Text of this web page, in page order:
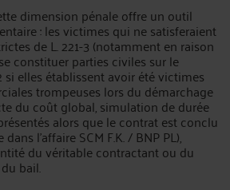
dimension pénale offre un outil
: les victimes qui ne satisferaient
de L. 221-3 (notamment en raison
constituer parties civiles sur le
si elles établissent avoir été victimes
trompeuses lors du démarchage
du coût global, simulation de durée
alors que le contrat est conclu
l’affaire SCM F.K. / BNP PL),
du véritable contractant ou du
bail.